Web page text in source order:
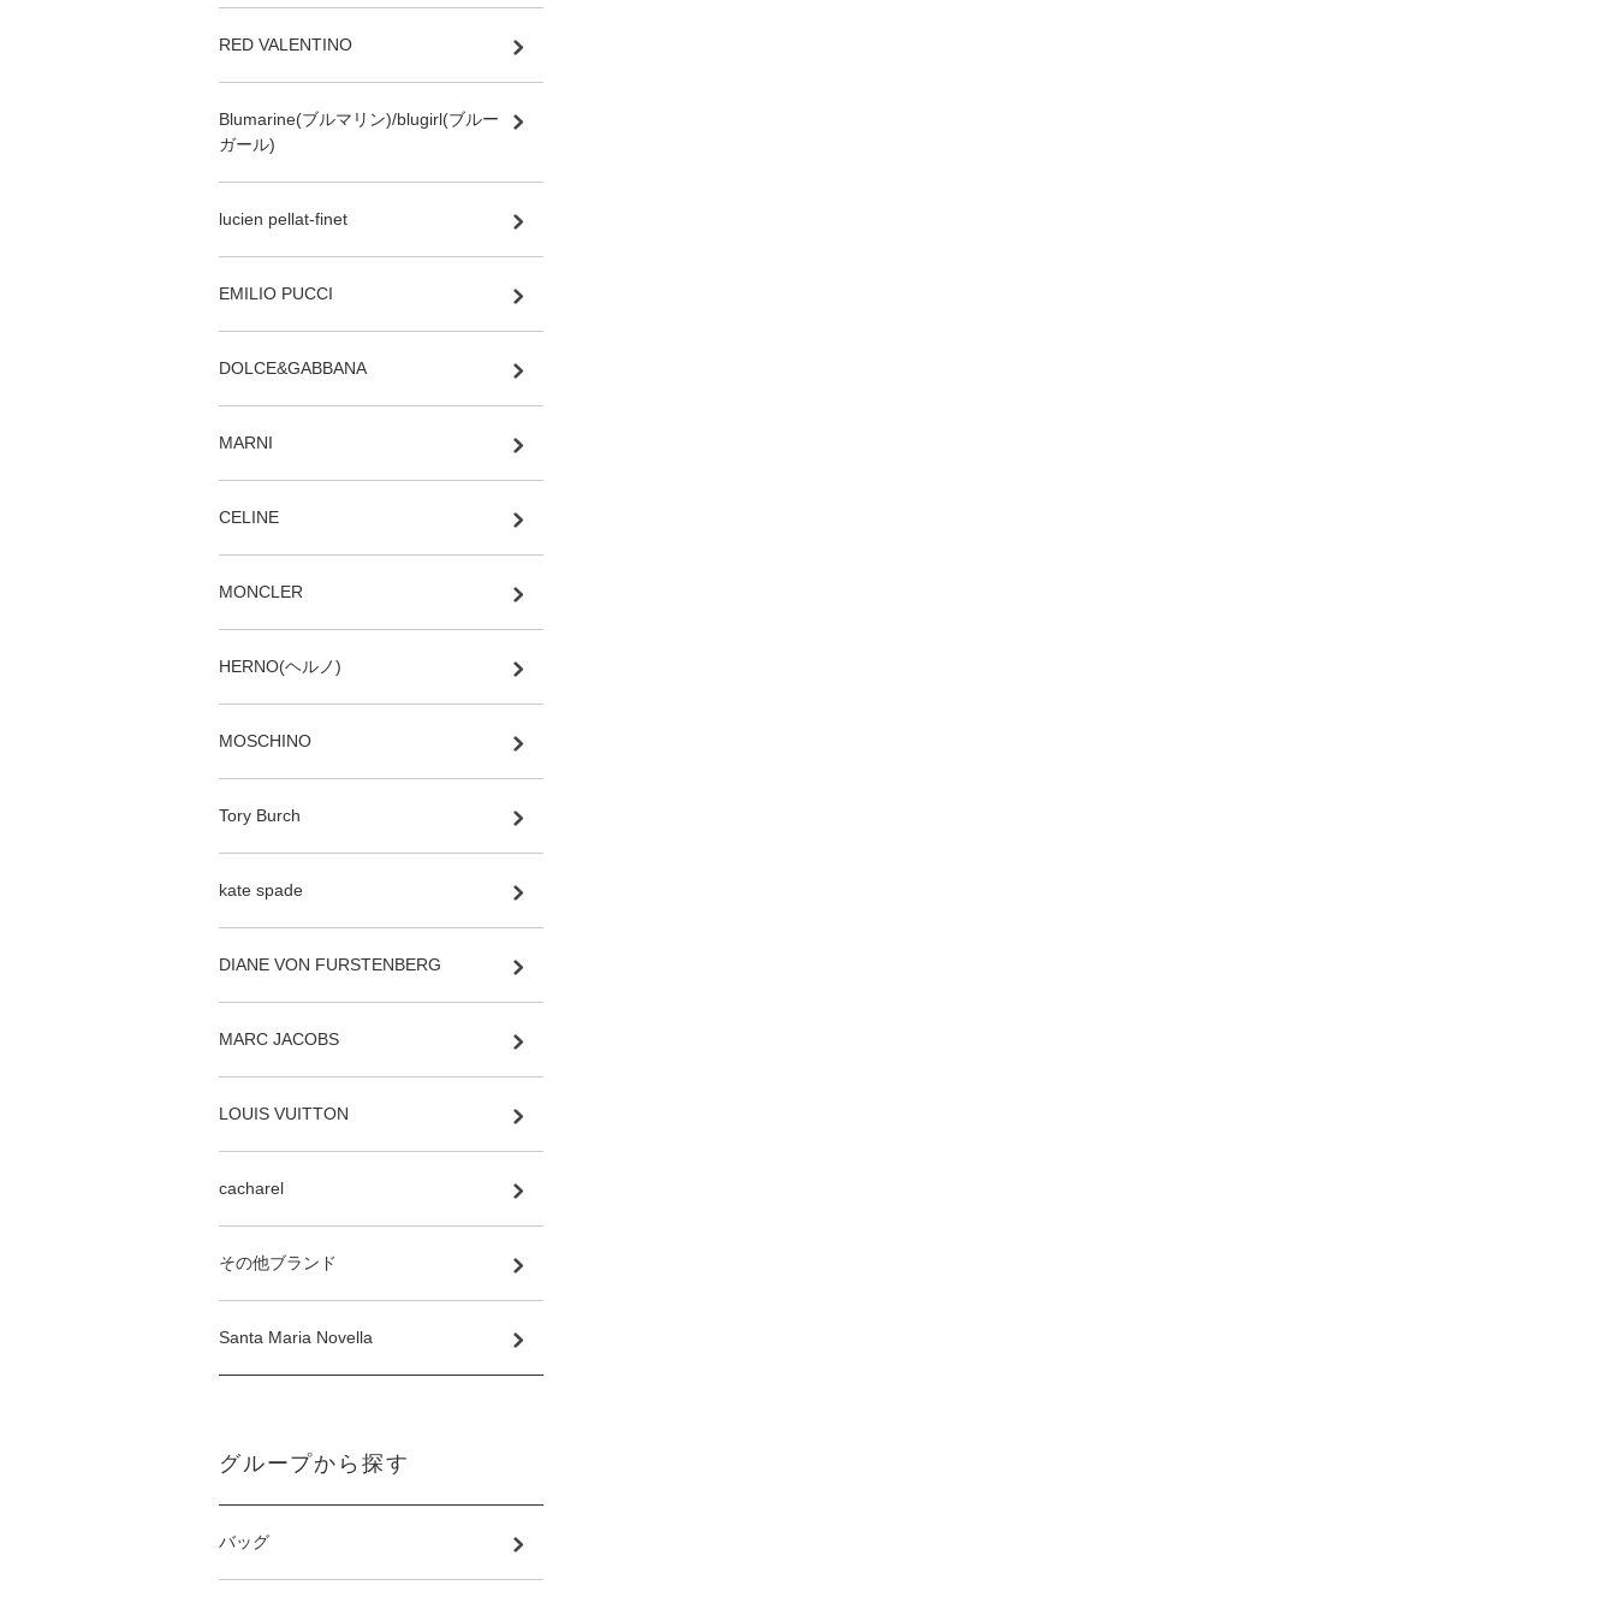
RED VALENTINO
Blumarine(ブルマリン)/blugirl(ブルー
ガール)
lucien pellat-finet
EMILIO PUCCI
DOLCE&GABBANA
MARNI
CELINE
MONCLER
HERNO(ヘルノ)
MOSCHINO
Tory Burch
kate spade
DIANE VON FURSTENBERG
MARC JACOBS
LOUIS VUITTON
cacharel
その他ブランド
Santa Maria Novella
グループから探す
バッグ